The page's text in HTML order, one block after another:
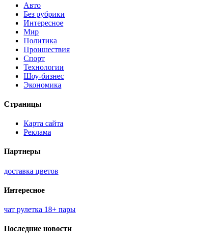
Авто
Без рубрики
Интересное
Мир
Политика
Проишествия
Спорт
Технологии
Шоу-бизнес
Экономика
Страницы
Карта сайта
Реклама
Партнеры
доставка цветов
Интересное
чат рулетка 18+ пары
Последние новости